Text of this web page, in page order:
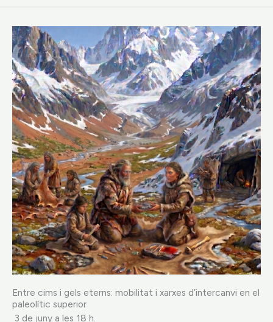
Entre cims i gels eterns: mobilitat i xarxes d’intercanvi en el
paleolític superior
3 de juny a les 18 h.